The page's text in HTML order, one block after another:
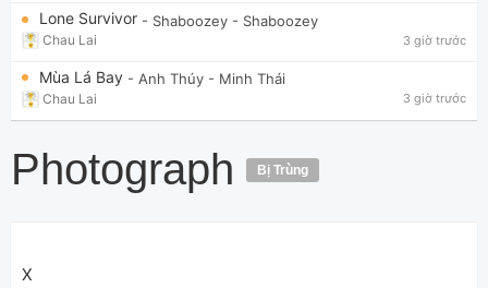
Lone Survivor - Shaboozey - Shaboozey
Chau Lai 3 giờ trước
Mùa Lá Bay - Anh Thúy - Minh Thái
Chau Lai 3 giờ trước
Photograph Bị Trùng
X